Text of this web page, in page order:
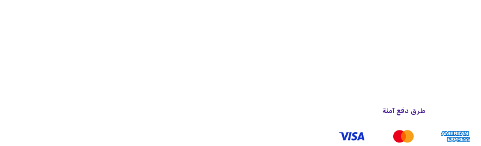
طرق دفع آمنة